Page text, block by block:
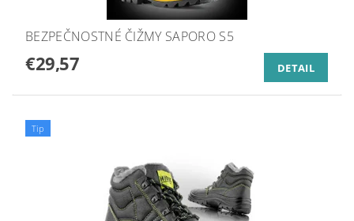
BEZPEČNOSTNÉ ČIŽMY SAPORO S5
€29,57 DETAIL
Tip